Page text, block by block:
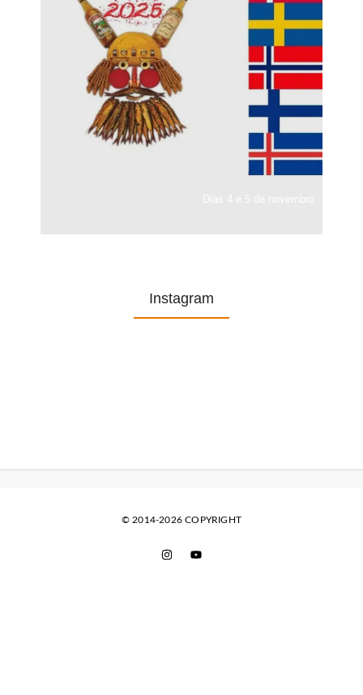
Instagram
© 2014-2026 COPYRIGHT